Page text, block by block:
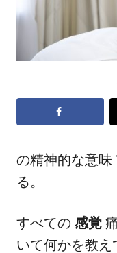
の精神的な意味
る。
すべての 感覚
いて何かを教え